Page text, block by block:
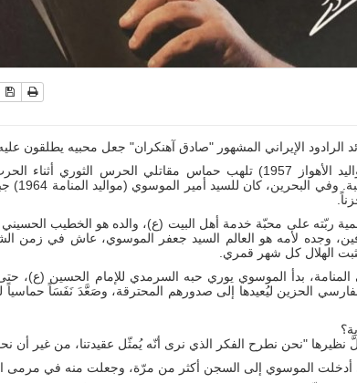
نسخة
الرادود الإيراني المشهور "صادق آهنكران" جعل محبيه يطلقون
كانت ألحان "آهنكران" (مواليد الأهواز 1957) تلهب حماس مقاتلي الحرس
وحشة ليالي
ربّته على محبّة خدمة أهل البيت (ع)، والده هو الخطيب الحسيني
وجده لأمه هو العالم السيد جعفر الموسوي، عاش في زمن
الهلال كل شهر قمري.
بدأ الموسوي يوري حبه السرمدي للإمام الحسين (ع)،
الحزين ليُعيدها إلى صدورهم المحترقة، وصَعَّدَ نَفَسَاً حماسياً
"نحن نطرح الفكر الذي نرى أنّه يُمثّل عقيدتنا، من غير أن
أدخلت الموسوي إلى السجن أكثر من مرّة، وجعلت منه في مرمى